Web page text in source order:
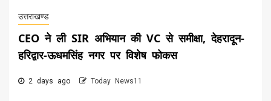
उत्तराखण्ड
CEO ने ली SIR अभियान की VC से समीक्षा, देहरादून-
हरिद्वार-ऊधमसिंह नगर पर विशेष फोकस
2 days ago Today News11